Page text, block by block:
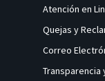
Atención en
Quejas y
Correo
Transparencia